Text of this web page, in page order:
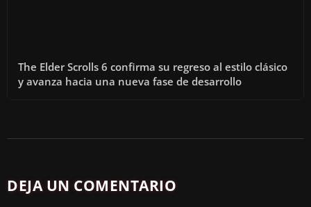
The Elder Scrolls 6 confirma su regreso al estilo clásico
y avanza hacia una nueva fase de desarrollo
DEJA UN COMENTARIO